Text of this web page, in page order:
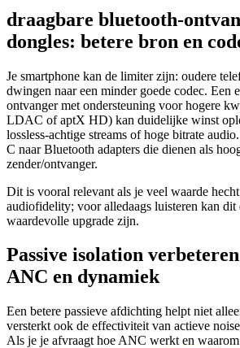
draagbare bluetooth-
dongles: betere bron en
Je smartphone kan de limiter zijn: oudere
dwingen naar een minder goede codec. Een
ontvanger met ondersteuning voor hogere
LDAC of aptX HD) kan duidelijke winst
lossless-achtige streams of hoge bitrate
C naar Bluetooth adapters die dienen als
zender/ontvanger.
Dit is vooral relevant als je veel waarde
audiofidelity; voor alledaags luisteren kan dit
waardevolle upgrade zijn.
Passive isolation
ANC en dynamiek
Een betere passieve afdichting helpt niet
versterkt ook de effectiviteit van actieve
Als je je afvraagt hoe ANC werkt en